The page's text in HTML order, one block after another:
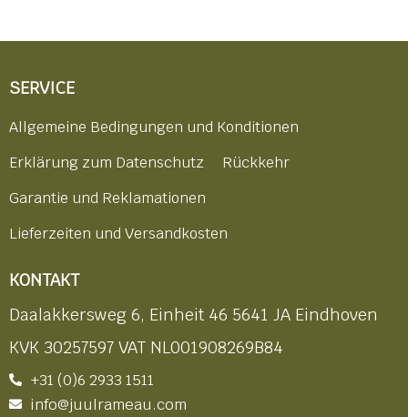
SERVICE
Allgemeine Bedingungen und Konditionen
Erklärung zum Datenschutz
Rückkehr
Garantie und Reklamationen
Lieferzeiten und Versandkosten
KONTAKT
Daalakkersweg 6, Einheit 46 5641 JA Eindhoven
KVK 30257597 VAT NL001908269B84
+31 (0)6 2933 1511
info@juulrameau.com